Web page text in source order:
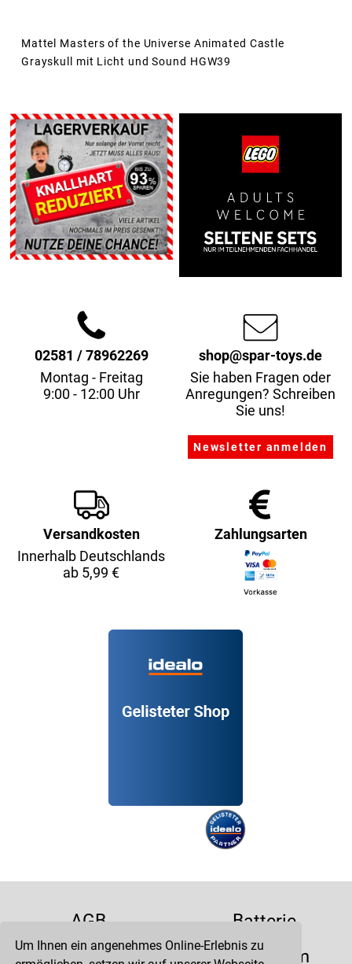
Um Ihnen ein angenehmes Online-Erlebnis zu
Mattel Masters of the Universe Animated Castle
Grayskull mit Licht und Sound HGW39
02581 / 78962269
Montag - Freitag
9:00 - 12:00 Uhr
shop@spar-toys.de
Sie haben Fragen oder
Anregungen? Schreiben
Sie uns!
Versandkosten
Innerhalb Deutschlands
ab 5,99 €
Zahlungsarten
AGB
Batterie
Datenschutz
Impressum